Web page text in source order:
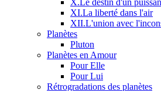
X.Le destin d'un
XI.La liberté dans l'air
XII.L'union avec
Planètes
Pluton
Planètes en Amour
Pour Elle
Pour Lui
Rétrogradations des planètes